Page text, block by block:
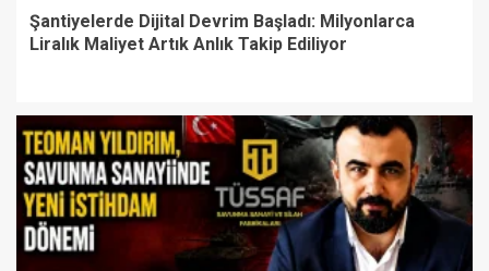
Şantiyelerde Dijital Devrim Başladı: Milyonlarca
Liralık Maliyet Artık Anlık Takip Ediliyor